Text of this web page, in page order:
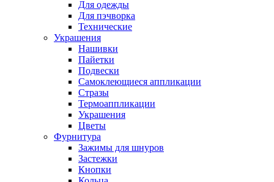
Для одежды
Для пэчворка
Технические
Украшения
Нашивки
Пайетки
Подвески
Самоклеющиеся аппликации
Стразы
Термоаппликации
Украшения
Цветы
Фурнитура
Зажимы для шнуров
Застежки
Кнопки